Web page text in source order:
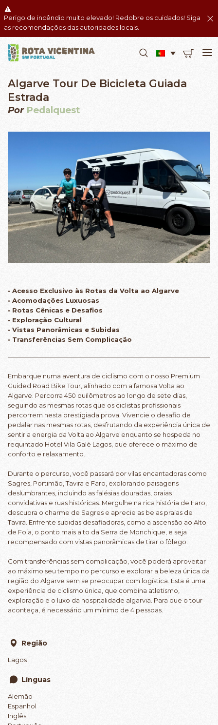
Perigo de incêndio muito elevado! Redobre os cuidados! Siga
as recomendações das autoridades locais.
Algarve Tour De Bicicleta Guiada
Estrada
Por Pedalquest
• Acesso Exclusivo às Rotas da Volta ao Algarve
• Acomodações Luxuosas
• Rotas Cênicas e Desafios
• Exploração Cultural
• Vistas Panorâmicas e Subidas
• Transferências Sem Complicação
Embarque numa aventura de ciclismo com o nosso Premium
Guided Road Bike Tour, alinhado com a famosa Volta ao
Algarve. Percorra 450 quilômetros ao longo de sete dias,
seguindo as mesmas rotas que os ciclistas profissionais
percorrem nesta prestigiada prova. Vivencie o desafio de
pedalar nas mesmas rotas, desfrutando da experiência única de
sentir a energia da Volta ao Algarve enquanto se hospeda no
requintado Hotel Vila Galé Lagos, que oferece o máximo de
conforto e relaxamento.
Durante o percurso, você passará por vilas encantadoras como
Sagres, Portimão, Tavira e Faro, explorando paisagens
deslumbrantes, incluindo as falésias douradas, praias
convidativas e ruas históricas. Mergulhe na rica história de Faro,
descubra o charme de Sagres e aprecie as belas praias de
Tavira. Enfrente subidas desafiadoras, como a ascensão ao Alto
de Foia, o ponto mais alto da Serra de Monchique, e seja
recompensado com vistas panorâmicas de tirar o fôlego.
Com transferências sem complicação, você poderá aproveitar
ao máximo seu tempo no percurso e explorar a beleza única da
região do Algarve sem se preocupar com logística. Esta é uma
experiência de ciclismo única, que combina atletismo,
exploração e o luxo da hospitalidade algarvia. Para que o tour
aconteça, é necessário um mínimo de 4 pessoas.
Região
Lagos
Línguas
Alemão
Espanhol
Inglês